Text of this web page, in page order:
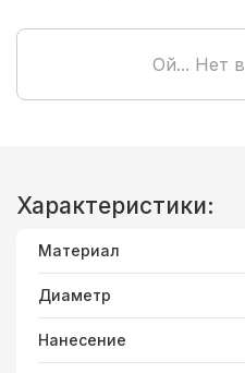
Ой... Нет
Характеристики:
Материал
Диаметр
Нанесение